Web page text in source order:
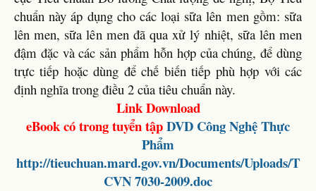
chuẩn này áp dụng cho các loại sữa lên men gồm: sữa
lên men, sữa lên men đã qua xử lý nhiệt, sữa lên men
đậm đặc và các sản phẩm hỗn hợp của chúng, để dùng
trực tiếp hoặc dùng để chế biến tiếp phù hợp với các
định nghĩa trong điều 2 của tiêu chuẩn này.
Link Download
eBook có trong tuyển tậpDVD Công Nghệ Thực
Phẩm
http://tieuchuan.mard.gov.vn/Documents/Uploads/T
CVN 7030-2009.doc